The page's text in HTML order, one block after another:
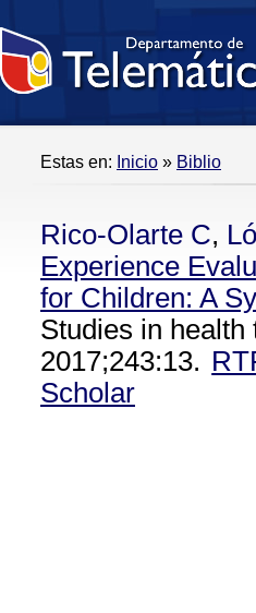
Estas en: Inicio » Biblio
Rico-Olarte C,
Experience
for Children: A
Studies in
2017;243:13.
Scholar